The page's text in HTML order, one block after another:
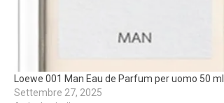
Loewe 001 Man Eau de Parfum per uomo 50 ml
Settembre 27, 2025